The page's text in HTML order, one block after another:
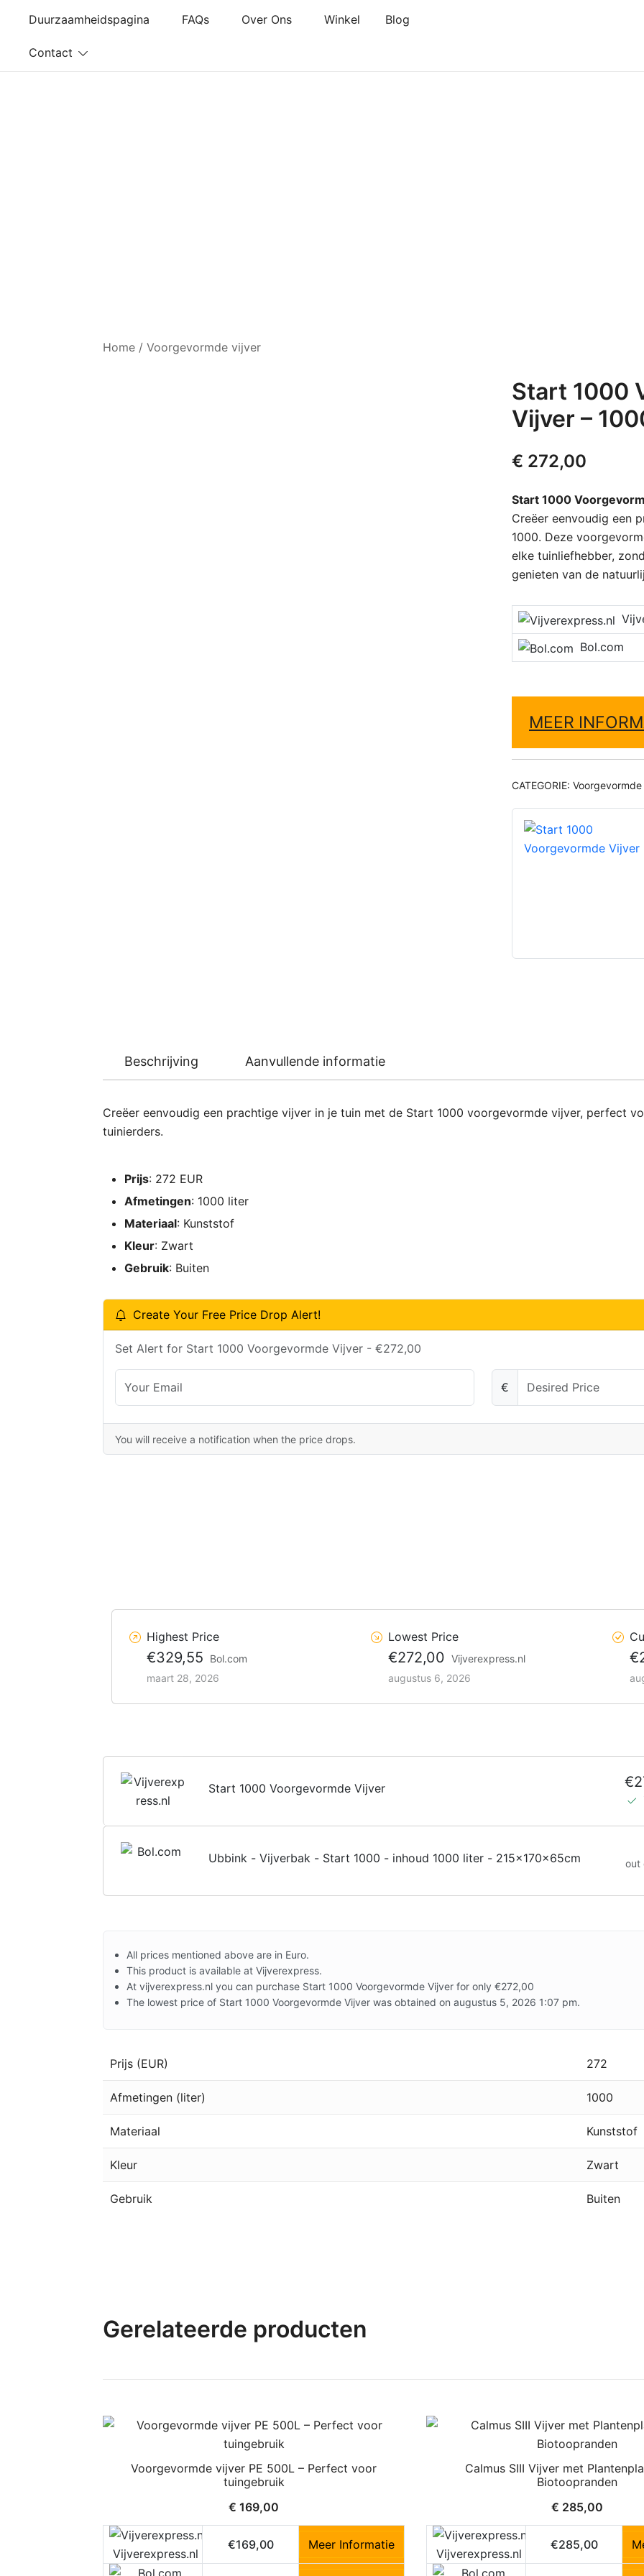
Duurzaamheidspagina FAQs Over Ons Winkel Blog
Contact
Home / Voorgevormde vijver
Start 1000
Vijver –
€ 272,00
Start 1000
Creëer eenvoudig een
1000. Deze
elke tuinliefhebber,
genieten van de
Bol.com
MEER
CATEGORIE:
Beschrijving Aanvullende informatie
Creëer eenvoudig een prachtige vijver in je tuin met de Start 1000 voorgevormde vijver, perfect
tuinierders.
Prijs: 272 EUR
Afmetingen: 1000 liter
Materiaal: Kunststof
Kleur: Zwart
Gebruik: Buiten
Create Your Free Price Drop Alert!
Set Alert for Start 1000 Voorgevormde Vijver - €272,00
€
You will receive a notification when the price drops.
Highest Price
€329,55
Bol.com
maart 28, 2026
Lowest Price
€272,00 Vijverexpress.nl
augustus 6, 2026
Start 1000 Voorgevormde Vijver
Ubbink - Vijverbak - Start 1000 - inhoud 1000 liter - 215x170x65cm out
All prices mentioned above are in Euro.
This product is available at Vijverexpress.
At vijverexpress.nl you can purchase Start 1000 Voorgevormde Vijver for only €272,00
The lowest price of Start 1000 Voorgevormde Vijver was obtained on augustus 5, 2026 1:07 pm.
Prijs (EUR) 272
Afmetingen (liter) 1000
Materiaal Kunststof
Kleur Zwart
Gebruik Buiten
Gerelateerde producten
Voorgevormde vijver PE 500L – Perfect voor
tuingebruik
€ 169,00
Vijverexpress.nl
€169,00 Meer Informatie
Calmus SIII Vijver met
Biotoopranden
€ 285,00
Vijverexpress.nl
€285,00